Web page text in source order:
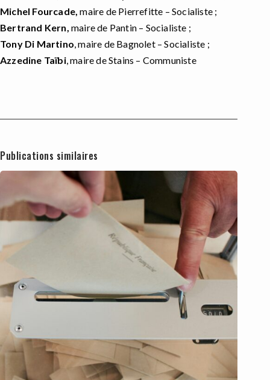
Michel Fourcade, maire de Pierrefitte – Socialiste ;
Bertrand Kern, maire de Pantin – Socialiste ;
Tony Di Martino, maire de Bagnolet – Socialiste ;
Azzedine Taïbi, maire de Stains – Communiste
Publications similaires